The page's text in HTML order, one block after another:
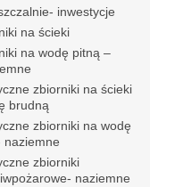
inwestycje
na ścieki
na wodę pitną –
zbiorniki na ścieki
brudną
zbiorniki na wodę
naziemne
zbiorniki
naziemne